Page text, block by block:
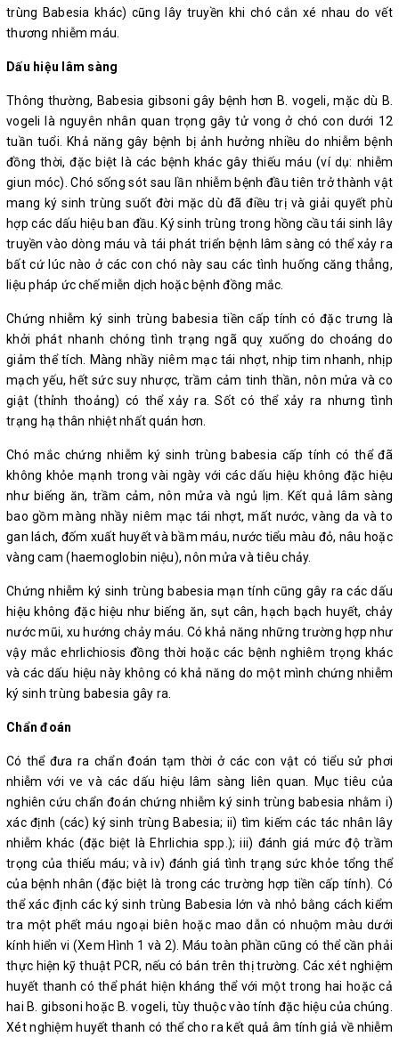
trùng Babesia khác) cũng lây truyền khi chó cắn xé nhau do vết
thương nhiễm máu.
Dấu hiệu lâm sàng
Thông thường, Babesia gibsoni gây bệnh hơn B. vogeli, mặc dù B.
vogeli là nguyên nhân quan trọng gây tử vong ở chó con dưới 12
tuần tuổi. Khả năng gây bệnh bị ảnh hưởng nhiều do nhiễm bệnh
đồng thời, đặc biệt là các bệnh khác gây thiếu máu (ví dụ: nhiễm
giun móc). Chó sống sót sau lần nhiễm bệnh đầu tiên trở thành vật
mang ký sinh trùng suốt đời mặc dù đã điều trị và giải quyết phù
hợp các dấu hiệu ban đầu. Ký sinh trùng trong hồng cầu tái sinh lây
truyền vào dòng máu và tái phát triển bệnh lâm sàng có thể xảy ra
bất cứ lúc nào ở các con chó này sau các tình huống căng thẳng,
liệu pháp ức chế miễn dịch hoặc bệnh đồng mắc.
Chứng nhiễm ký sinh trùng babesia tiền cấp tính có đặc trưng là
khởi phát nhanh chóng tình trạng ngã quỵ xuống do choáng do
giảm thể tích. Màng nhầy niêm mạc tái nhợt, nhịp tim nhanh, nhịp
mạch yếu, hết sức suy nhược, trầm cảm tinh thần, nôn mửa và co
giật (thỉnh thoảng) có thể xảy ra. Sốt có thể xảy ra nhưng tình
trạng hạ thân nhiệt nhất quán hơn.
Chó mắc chứng nhiễm ký sinh trùng babesia cấp tính có thể đã
không khỏe mạnh trong vài ngày với các dấu hiệu không đặc hiệu
như biếng ăn, trầm cảm, nôn mửa và ngủ lịm. Kết quả lâm sàng
bao gồm màng nhầy niêm mạc tái nhợt, mất nước, vàng da và to
gan lách, đốm xuất huyết và bầm máu, nước tiểu màu đỏ, nâu hoặc
vàng cam (haemoglobin niệu), nôn mửa và tiêu chảy.
Chứng nhiễm ký sinh trùng babesia mạn tính cũng gây ra các dấu
hiệu không đặc hiệu như biếng ăn, sụt cân, hạch bạch huyết, chảy
nước mũi, xu hướng chảy máu. Có khả năng những trường hợp như
vậy mắc ehrlichiosis đồng thời hoặc các bệnh nghiêm trọng khác
và các dấu hiệu này không có khả năng do một mình chứng nhiễm
ký sinh trùng babesia gây ra.
Chẩn đoán
Có thể đưa ra chẩn đoán tạm thời ở các con vật có tiểu sử phơi
nhiễm với ve và các dấu hiệu lâm sàng liên quan. Mục tiêu của
nghiên cứu chẩn đoán chứng nhiễm ký sinh trùng babesia nhằm i)
xác định (các) ký sinh trùng Babesia; ii) tìm kiếm các tác nhân lây
nhiễm khác (đặc biệt là Ehrlichia spp.); iii) đánh giá mức độ trầm
trọng của thiếu máu; và iv) đánh giá tình trạng sức khỏe tổng thể
của bệnh nhân (đặc biệt là trong các trường hợp tiền cấp tính). Có
thể xác định các ký sinh trùng Babesia lớn và nhỏ bằng cách kiểm
tra một phết máu ngoại biên hoặc mao dẫn có nhuộm màu dưới
kính hiển vi (Xem Hình 1 và 2). Máu toàn phần cũng có thể cần phải
thực hiện kỹ thuật PCR, nếu có bán trên thị trường. Các xét nghiệm
huyết thanh có thể phát hiện kháng thể với một trong hai hoặc cả
hai B. gibsoni hoặc B. vogeli, tùy thuộc vào tính đặc hiệu của chúng.
Xét nghiệm huyết thanh có thể cho ra kết quả âm tính giả về nhiễm